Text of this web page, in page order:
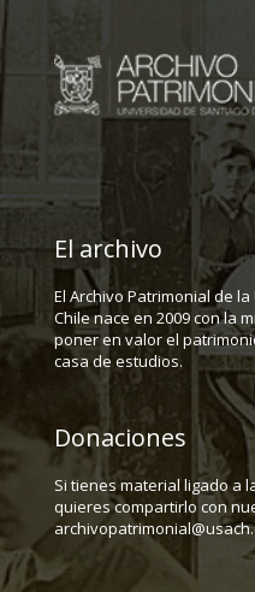
El archivo
El Archivo Patrimonial de
Chile nace en 2009 con la
poner en valor el
casa de estudios.
Donaciones
Si tienes material ligado a
quieres compartirlo con